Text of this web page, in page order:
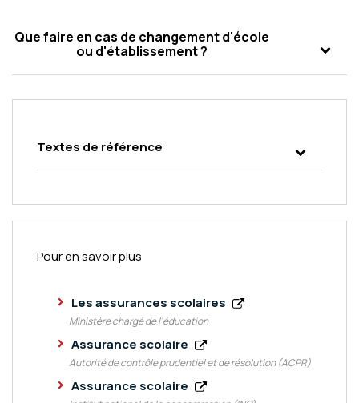
Que faire en cas de changement d'école
ou d'établissement ?
Textes de référence
Pour en savoir plus
Les assurances scolaires
Ministère chargé de l'éducation
Assurance scolaire
Autorité de contrôle prudentiel et de résolution (ACPR)
Assurance scolaire